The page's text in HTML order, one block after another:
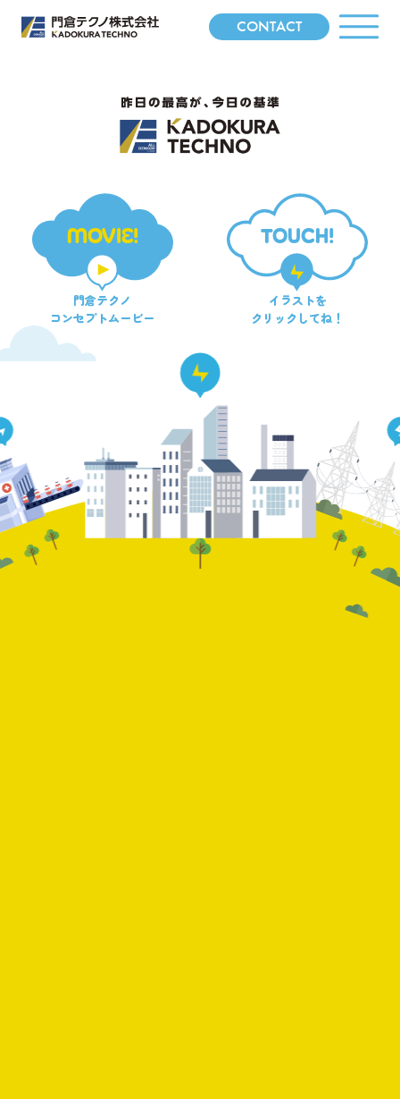
CONTACT
MOVIE!
門倉テクノ
コンセプトムービー
TOUCH!
イラストを
クリックしてね！